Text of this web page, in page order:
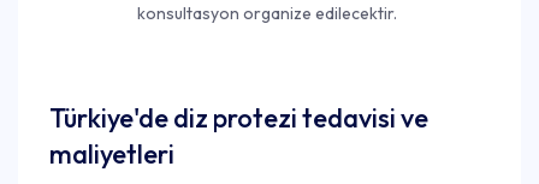
konsultasyon organize edilecektir.
Türkiye'de diz protezi tedavisi ve
maliyetleri